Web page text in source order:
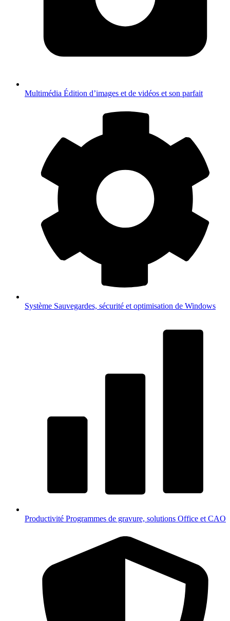
Multimédia Édition d’images et de vidéos et son parfait
Système Sauvegardes, sécurité et optimisation de Windows
Productivité Programmes de gravure, solutions Office et CAO